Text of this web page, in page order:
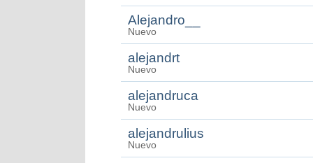
Alejandro__
Nuevo
alejandrt
Nuevo
alejandruca
Nuevo
alejandrulius
Nuevo